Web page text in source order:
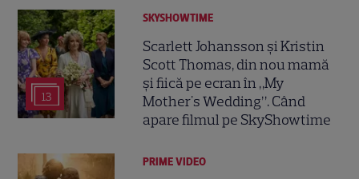
13
SKYSHOWTIME
Scarlett Johansson și Kristin
Scott Thomas, din nou mamă
și fiică pe ecran în „My
Mother's Wedding”. Când
apare filmul pe SkyShowtime
PRIME VIDEO